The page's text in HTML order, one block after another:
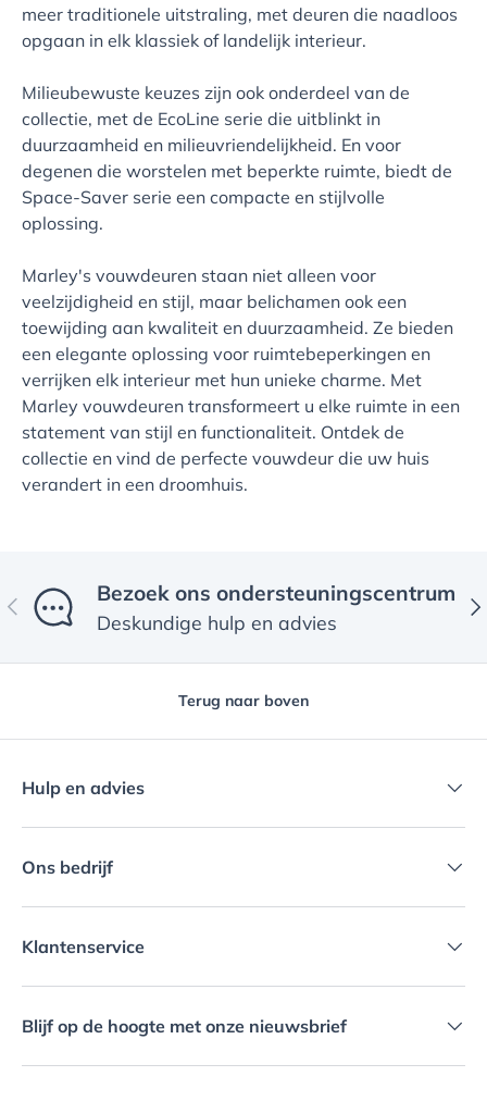
meer traditionele uitstraling, met deuren die naadloos
opgaan in elk klassiek of landelijk interieur.
Milieubewuste keuzes zijn ook onderdeel van de
collectie, met de EcoLine serie die uitblinkt in
duurzaamheid en milieuvriendelijkheid. En voor
degenen die worstelen met beperkte ruimte, biedt de
Space-Saver serie een compacte en stijlvolle
oplossing.
Marley's vouwdeuren staan niet alleen voor
veelzijdigheid en stijl, maar belichamen ook een
toewijding aan kwaliteit en duurzaamheid. Ze bieden
een elegante oplossing voor ruimtebeperkingen en
verrijken elk interieur met hun unieke charme. Met
Marley vouwdeuren transformeert u elke ruimte in een
statement van stijl en functionaliteit. Ontdek de
collectie en vind de perfecte vouwdeur die uw huis
verandert in een droomhuis.
Vorige Bezoek ons ​​ondersteuningscentrum
Deskundige hulp en advies
Terug naar boven
Hulp en advies
Ons bedrijf
Klantenservice
Blijf op de hoogte met onze nieuwsbrief